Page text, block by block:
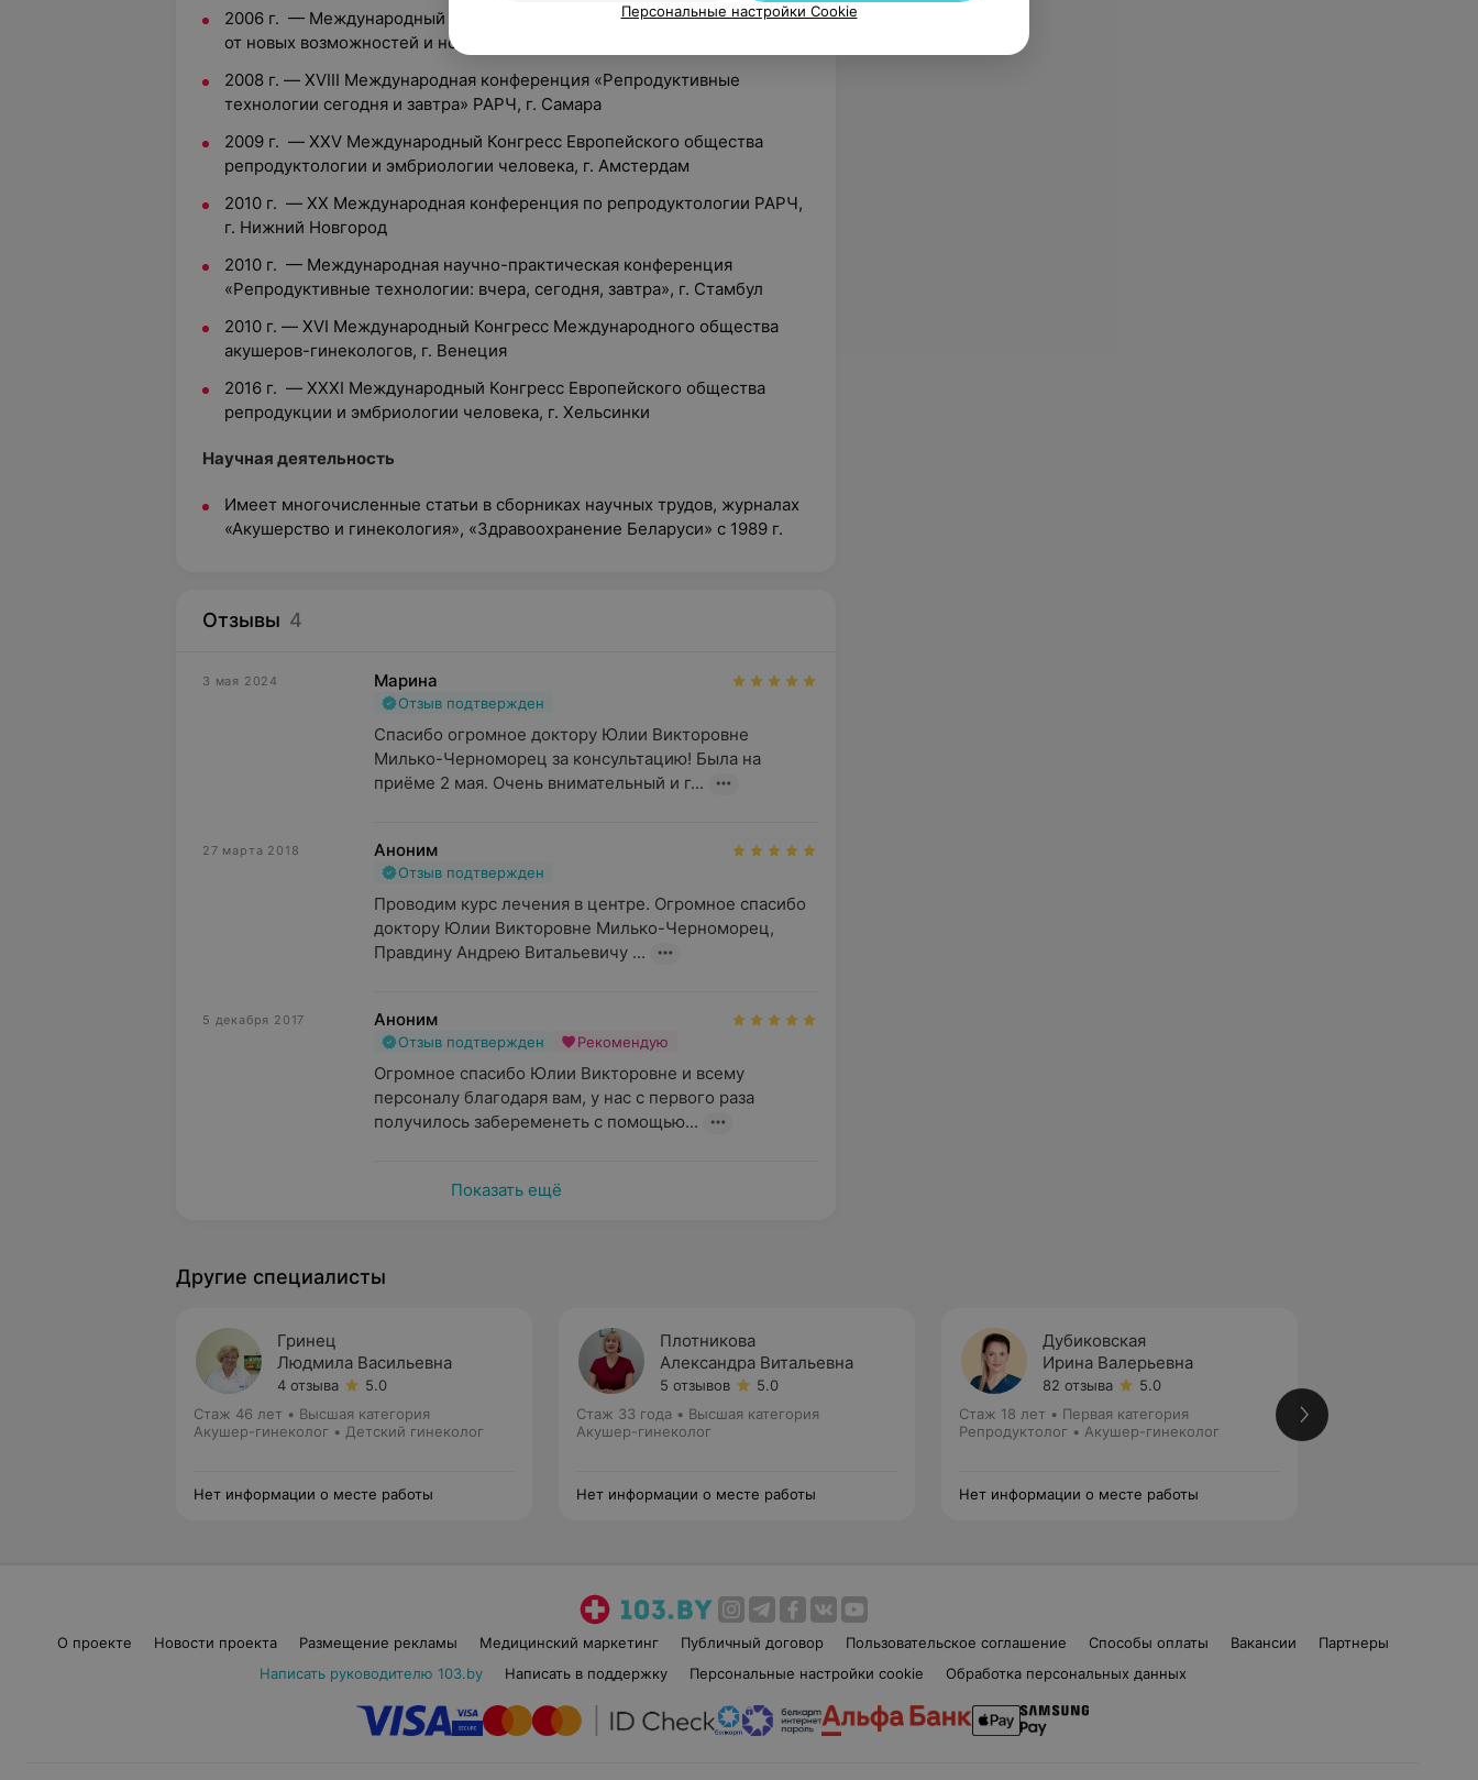
2006 г. — Международный Конгресс «Практическая гинекология:
от новых возможностей и новых стратегий», г. Москва
2008 г. — XVIII Международная конференция «Репродуктивные
технологии сегодня и завтра» РАРЧ, г. Самара
2009 г. — XXV Международный Конгресс Европейского общества
репродуктологии и эмбриологии человека, г. Амстердам
2010 г. — XX Международная конференция по репродуктологии РАРЧ,
г. Нижний Новгород
2010 г. — Международная научно-практическая конференция
«Репродуктивные технологии: вчера, сегодня, завтра», г. Стамбул
2010 г. — XVI Международный Конгресс Международного общества
акушеров-гинекологов, г. Венеция
2016 г. — XXXI Международный Конгресс Европейского общества
репродукции и эмбриологии человека, г. Хельсинки
Научная деятельность
Имеет многочисленные статьи в сборниках научных трудов, журналах
«Акушерство и гинекология», «Здравоохранение Беларуси» с 1989 г.
Отзывы 4
3 мая 2024 Марина
Отзыв подтвержден
Спасибо огромное доктору Юлии Викторовне
Милько-Черноморец за консультацию! Была на
приёме 2 мая. Очень внимательный и г...
27 марта 2018 Аноним
Отзыв подтвержден
Проводим курс лечения в центре. Огромное спасибо
доктору Юлии Викторовне Милько-Черноморец,
Правдину Андрею Витальевичу ...
5 декабря 2017 Аноним
Отзыв подтвержден Рекомендую
Огромное спасибо Юлии Викторовне и всему
персоналу благодаря вам, у нас с первого раза
получилось забеременеть с помощью...
Показать ещё
Другие специалисты
Гринец
Людмила Васильевна
4 отзыва
5.0
Стаж 46 лет • Высшая категория
Акушер-гинеколог • Детский гинеколог
Нет информации о месте работы
Плотникова
Александра Витальевна
5 отзывов
5.0
Стаж 33 года • Высшая категория
Акушер-гинеколог
Нет информации о месте работы
Дубиковская
Ирина Валерьевна
82 отзыва
5.0
Стаж 18 лет • Первая категория
Репродуктолог • Акушер-гинеколог
Нет информации о месте работы
О проекте Новости проекта Размещение рекламы Медицинский маркетинг Публичный договор Пользовательское соглашение Способы оплаты Вакансии
Партнеры
Написать руководителю 103.by
Написать в поддержку Персональные настройки cookie Обработка персональных данных
Персональные настройки Cookie